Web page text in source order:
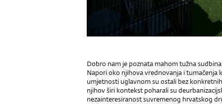
Dobro nam je poznata mahom tužna
Napori oko njihova vrednovanja i tumačenja
umjetnosti uglavnom su ostali bez
njihov širi kontekst poharali su
nezainteresiranost suvremenog hrvatskog